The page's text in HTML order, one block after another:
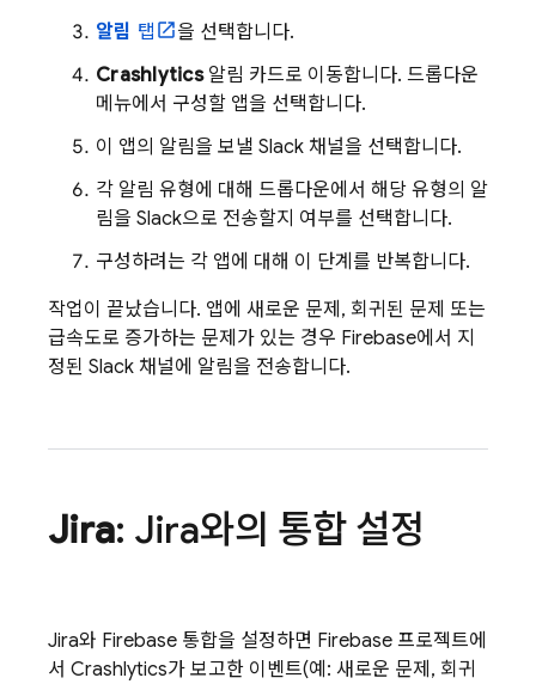
알림 탭
을 선택합니다.
Crashlytics알림 카드로 이동합니다. 드롭다운
메뉴에서 구성할 앱을 선택합니다.
이 앱의 알림을 보낼 Slack 채널을 선택합니다.
각 알림 유형에 대해 드롭다운에서 해당 유형의 알
림을 Slack으로 전송할지 여부를 선택합니다.
구성하려는 각 앱에 대해 이 단계를 반복합니다.
작업이 끝났습니다. 앱에 새로운 문제, 회귀된 문제 또는
급속도로 증가하는 문제가 있는 경우 Firebase에서 지
정된 Slack 채널에 알림을 전송합니다.
Jira: Jira와의 통합 설정
Jira와 Firebase 통합을 설정하면 Firebase 프로젝트에
서 Crashlytics가 보고한 이벤트(예: 새로운 문제, 회귀